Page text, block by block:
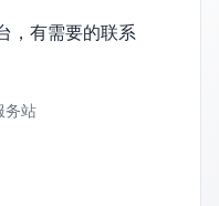
，有需要的联系
务站